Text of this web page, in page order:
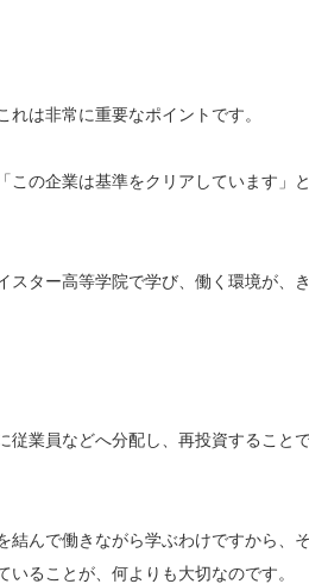
は非常に重要なポイントです。
この企業は基準をクリアしています」
スター高等学院で学び、働く環境が、
従業員などへ分配し、再投資すること
結んで働きながら学ぶわけですから、
ることが、何よりも大切なのです。